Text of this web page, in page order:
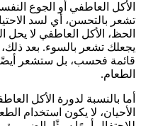
الأكل العاطفي أو الجوع
تشعر بالتحسن، أي لسد
الحظ، الأكل العاطفي لا يحل
يجعلك تشعر بالسوء. بعد
قائمة فحسب، بل ستشعر
الطعام.
أما بالنسبة لدورة الأكل
الأحيان، لا يكون استخدام